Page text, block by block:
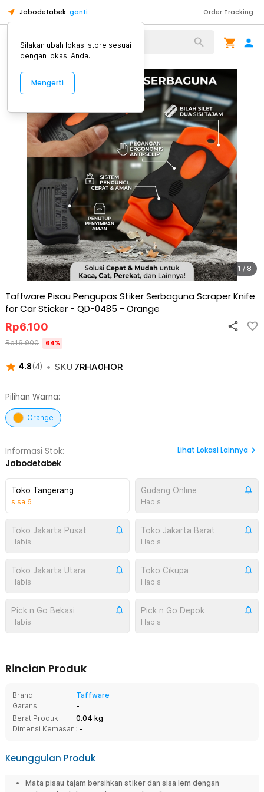
Jabodetabek ganti Order Tracking
Alat Kopi
1 / 8
Taffware Pisau Pengupas Stiker Serbaguna Scraper Knife
for Car Sticker - QD-0485 - Orange
4.8(4) • SKU 7RHA0HOR
Rp6.100
Rp16.900 64%
Pilihan Warna:
Orange
Informasi Stok:
Jabodetabek
Lihat Lokasi Lainnya
Toko Tangerang
sisa 6
Gudang Online
Habis
Toko Jakarta Pusat
Habis
Toko Jakarta Barat
Habis
Toko Jakarta Utara
Habis
Toko Cikupa
Habis
Pick n Go Bekasi
Habis
Pick n Go Depok
Habis
Rincian Produk
Brand
Taffware
Garansi
-
Berat Produk
0.04 kg
Dimensi Kemasan : -
Keunggulan Produk
Mata pisau tajam bersihkan stiker dan sisa lem dengan
Silakan ubah lokasi store sesuai
dengan lokasi Anda.
Mengerti